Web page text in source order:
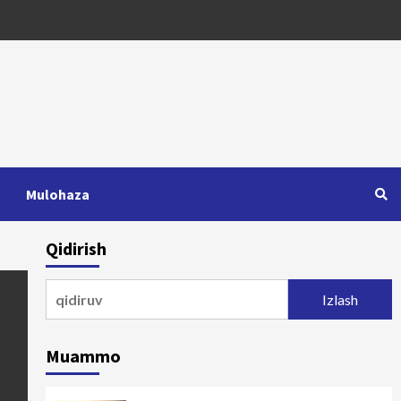
Mulohaza
Qidirish
Muammo